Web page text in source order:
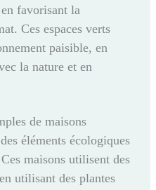
favorisant la
Ces espaces verts
paisible, en
la nature et en
de maisons
éléments écologiques
maisons utilisent des
utilisant des plantes